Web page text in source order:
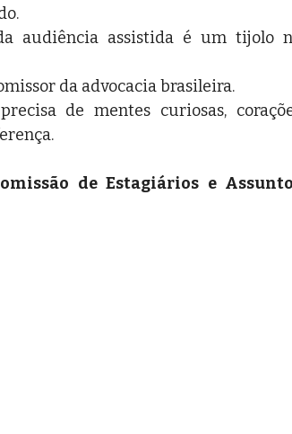
audiência assistida é um tijolo
da advocacia brasileira.
de mentes curiosas,
de Estagiários e